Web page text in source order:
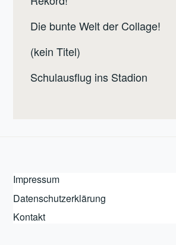
Die bunte Welt der Collage!
(kein Titel)
Schulausflug ins Stadion
Impressum
Datenschutzerklärung
Kontakt